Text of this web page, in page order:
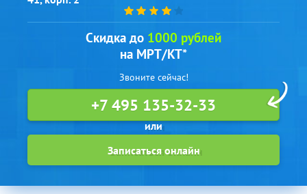
Скидка до 1000 рублей
на МРТ/КТ*
Звоните сейчас!
+7 495 135-32-33
Записаться онлайн